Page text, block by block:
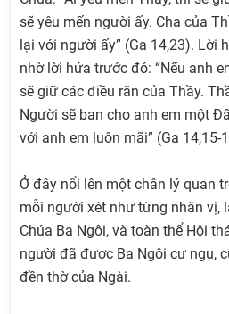
sẽ yêu mến người ấy. Cha của
lại với người ấy” (Ga 14,23). Lời
nhờ lời hứa trước đó: “Nếu anh
sẽ giữ các điều răn của Thầy.
Người sẽ ban cho anh em một
với anh em luôn mãi” (Ga 14,15-
Ở đây nổi lên một chân lý quan
mỗi người xét như từng nhân vị,
Chúa Ba Ngôi, và toàn thể Hội
người đã được Ba Ngôi cư ngụ,
đền thờ của Ngài.